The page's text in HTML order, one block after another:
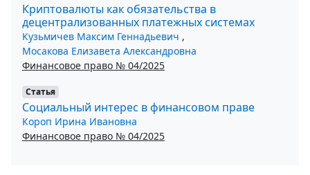
Криптовалюты как обязательства в
децентрализованных платежных системах
Кузьмичев Максим Геннадьевич ,
Мосакова Елизавета Александровна
Финансовое право № 04/2025
Статья
Социальный интерес в финансовом праве
Короп Ирина Ивановна
Финансовое право № 04/2025